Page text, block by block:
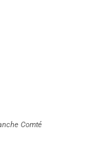
Comté